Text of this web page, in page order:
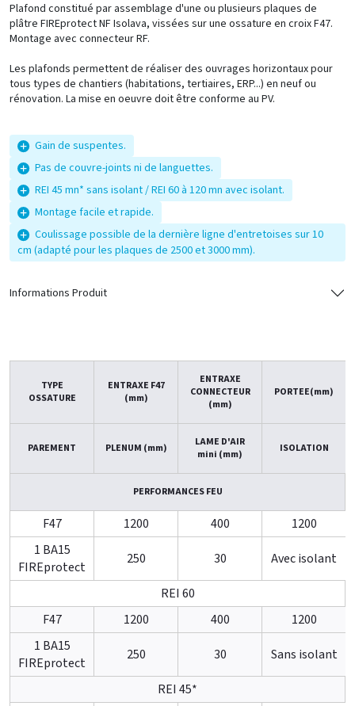
Plafond constitué par assemblage d'une ou plusieurs plaques de
plâtre FIREprotect NF Isolava, vissées sur une ossature en croix F47.
Montage avec connecteur RF.
Les plafonds permettent de réaliser des ouvrages horizontaux pour
tous types de chantiers (habitations, tertiaires, ERP...) en neuf ou
rénovation. La mise en oeuvre doit être conforme au PV.
Gain de suspentes.
Pas de couvre-joints ni de languettes.
REI 45 mn* sans isolant / REI 60 à 120 mn avec isolant.
Montage facile et rapide.
Coulissage possible de la dernière ligne d'entretoises sur 10
cm (adapté pour les plaques de 2500 et 3000 mm).
Informations Produit
TYPE
OSSATURE
ENTRAXE F47
(mm)
ENTRAXE
CONNECTEUR
(mm)
PORTEE(mm)
PAREMENT PLENUM (mm)
LAME D'AIR
mini (mm)
ISOLATION
PERFORMANCES FEU
F47 1200 400
1200
1 BA15
FIREprotect
250 30
Avec isolant
REI 60
F47
1200 400
1200
1 BA15
FIREprotect
250 30
Sans isolant
REI 45*